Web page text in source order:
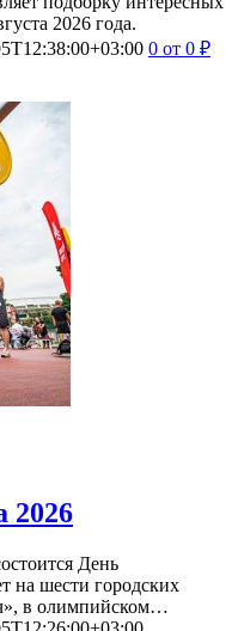
2026 года.
0 от 0 ₽
2026
День
на шести городских
в олимпийском…